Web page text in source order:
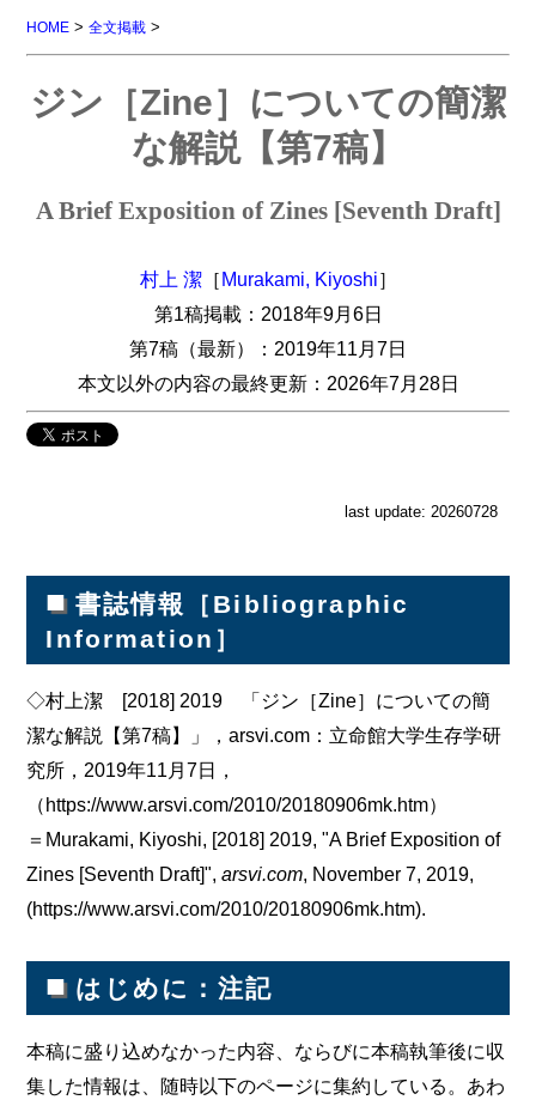
HOME >全文掲載 >
ジン［Zine］についての簡潔
な解説【第7稿】
A Brief Exposition of Zines [Seventh Draft]
村上 潔［Murakami, Kiyoshi］
第1稿掲載：2018年9月6日
第7稿（最新）：2019年11月7日
本文以外の内容の最終更新：2026年7月28日
last update: 20260728
■ 書誌情報［Bibliographic
Information］
◇村上潔 [2018] 2019 「ジン［Zine］についての簡
潔な解説【第7稿】」，arsvi.com：立命館大学生存学研
究所，2019年11月7日，
（https://www.arsvi.com/2010/20180906mk.htm）
＝Murakami, Kiyoshi, [2018] 2019, "A Brief Exposition of
Zines [Seventh Draft]",arsvi.com, November 7, 2019,
(https://www.arsvi.com/2010/20180906mk.htm).
■ はじめに：注記
本稿に盛り込めなかった内容、ならびに本稿執筆後に収
集した情報は、随時以下のページに集約している。あわ